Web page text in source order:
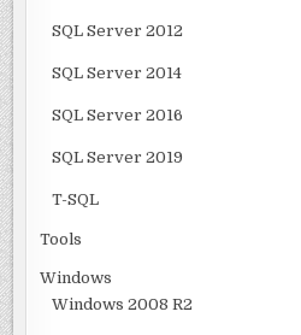
SQL Server 2012
SQL Server 2014
SQL Server 2016
SQL Server 2019
T-SQL
Tools
Windows
Windows 2008 R2